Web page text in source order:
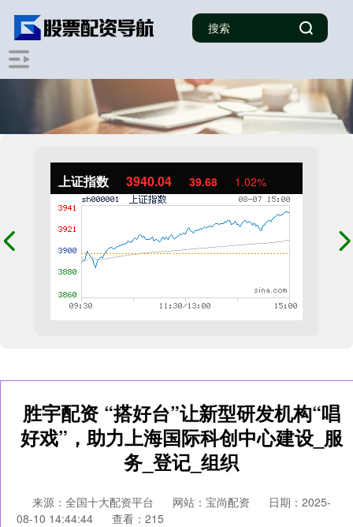
上证指数 3940.04 39.68 1.02%
胜宇配资 “搭好台”让新型研发机构“唱
好戏”，助力上海国际科创中心建设_服
务_登记_组织
来源：全国十大配资平台 网站：宝尚配资
日期：2025-
08-10 14:44:44
查看：215